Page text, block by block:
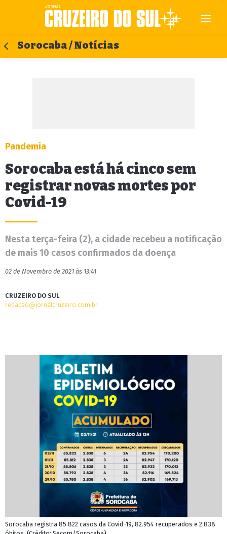
Sorocaba / Notícias
Pandemia
Sorocaba está há cinco sem
registrar novas mortes por
Covid-19
Nesta terça-feira (2), a cidade recebeu a notificação
de mais 10 casos confirmados da doença
02 de Novembro de 2021 às 13:41
CRUZEIRO DO SUL
redacao@jornalcruzeiro.com.br
Sorocaba registra 85.822 casos da Covid-19, 82.954 recuperados e 2.838